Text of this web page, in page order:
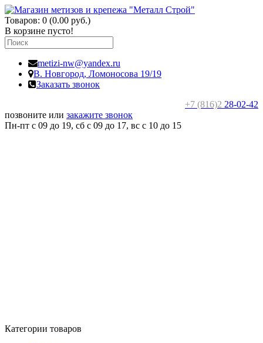
Товаров: 0 (0.00 руб.)
В корзине пусто!
metizi-nw@yandex.ru
В. Новгород, Ломоносова 19/19
Заказать звонок
+7 (816)2 28-02-42
позвоните или закажите звонок
Пн-пт с 09 до 19, сб с 09 до 17, вс c 10 до 15
Категории товаров